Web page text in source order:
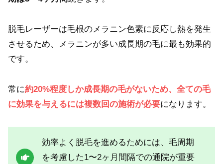
脱毛レーザーは毛根のメラニン色素に反応し熱を発生
させるため、メラニンが多い成長期の毛に最も効果的
です。
常に約20%程度しか成長期の毛がないため、全ての毛
に効果を与えるには複数回の施術が必要になります。
効率よく脱毛を進めるためには、毛周期
を考慮した1〜2ヶ月間隔での通院が重要